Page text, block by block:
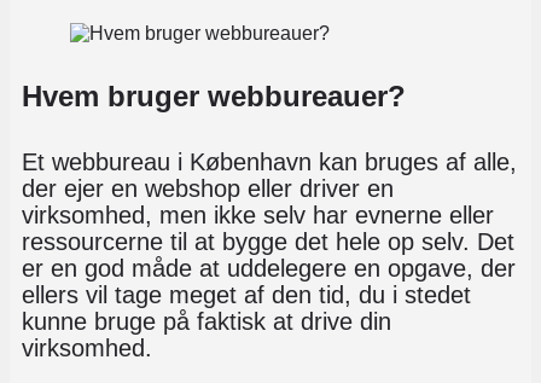
Hvem bruger webbureauer?
Et webbureau i København kan bruges af alle,
der ejer en webshop eller driver en
virksomhed, men ikke selv har evnerne eller
ressourcerne til at bygge det hele op selv. Det
er en god måde at uddelegere en opgave, der
ellers vil tage meget af den tid, du i stedet
kunne bruge på faktisk at drive din
virksomhed.